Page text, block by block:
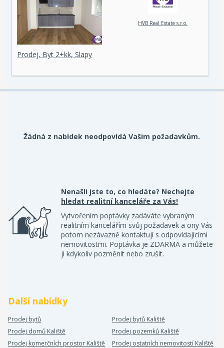
HVB Real Estate s.r.o.
Prodej, Byt 2+kk, Slapy
Žádná z nabídek neodpovídá Vašim požadavkům.
Nenašli jste to, co hledáte? Nechejte
hledat realitní kanceláře za Vás!
Vytvořením poptávky zadáváte vybraným
realitním kancelářím svůj požadavek a ony Vás
potom nezávazně kontaktují s odpovídajícími
nemovitostmi. Poptávka je ZDARMA a můžete
ji kdykoliv pozměnit nebo zrušit.
Další nabídky
Prodej bytů
Prodej bytů Kaliště
Prodej domů Kaliště
Prodej pozemků Kaliště
Prodej komerčních prostor Kaliště
Prodej ostatních nemovitostí Kaliště